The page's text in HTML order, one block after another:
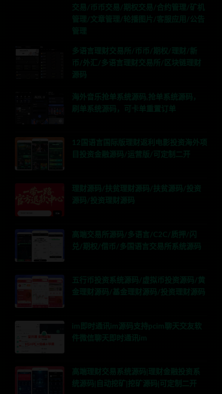
交易/币币交易/期权交易/合约管理/矿机
管理/文章管理/轮播图片/客服应用/公告
管理
多语言理财交易所/币币/期权/理财/新
币/外汇/多语言理财交易所/区块链理财
源码
海外音乐抢单系统源码,抢单系统源码，
刷单系统源码，可卡单重置订单
12国语言国际版理财返利电影投资海外项
目投资金融源码/运营版/可定制二开
理财源码/扶贫理财源码/扶贫源码/投资
源码/投资理财源码
高端交易所源码/多语言/C2C/质押/闪
兑/期权/借币/多国语言交易所系统源码
五行币投资系统源码/虚拟币投资源码/黄
金理财源码/基金理财源码/投资理财源码
im即时通讯im源码支持pcim聊天交友软
件微信聊天即时通讯im
高端理财交易系统源码|理财金融投资系
统源码|自动挖矿|挖矿源码|可定制二开